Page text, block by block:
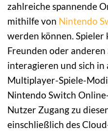
zahlreiche spannende
mithilfe von Nintendo
werden können.
Freunden oder
interagieren und sich
Multiplayer-Spiele-
Nintendo Switch
Nutzer Zugang zu
einschließlich des